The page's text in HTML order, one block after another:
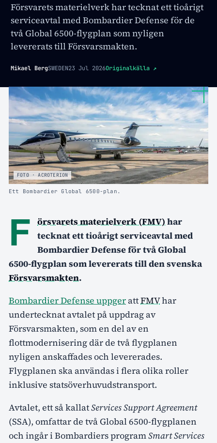
Försvarets materielverk har tecknat ett tioårigt
serviceavtal med Bombardier Defense för de
två Global 6500-flygplan som nyligen
levererats till Försvarsmakten.
Mikael BergSWEDEN23 Jul 2026Originalkälla ↗
FOTO · ACROTERION
Ett Bombardier Global 6500-plan.
F örsvarets materielverk (FMV)har
tecknat ett tioårigt serviceavtal med
Bombardier Defense för två Global
6500-flygplan som levererats till den svenska
Försvarsmakten.
Bombardier Defense uppger attFMVhar
undertecknat avtalet på uppdrag av
Försvarsmakten, som en del av en
flottmodernisering där de två flygplanen
nyligen anskaffades och levererades.
Flygplanen ska användas i flera olika roller
inklusive statsöverhuvudstransport.
Avtalet, ett så kallatServices Support Agreement
(SSA), omfattar de två Global 6500-flygplanen
och ingår i Bombardiers programSmart Services